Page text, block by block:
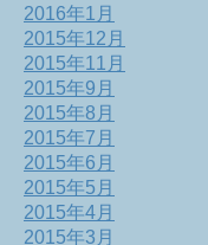
2016年1月
2015年12月
2015年11月
2015年9月
2015年8月
2015年7月
2015年6月
2015年5月
2015年4月
2015年3月